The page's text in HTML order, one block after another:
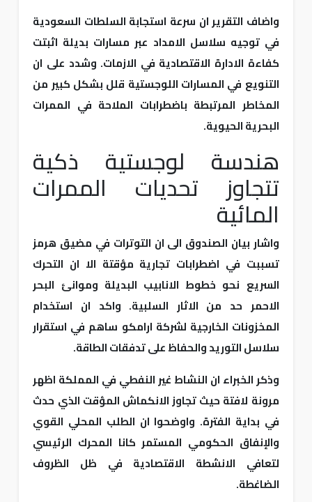
واضاف التقرير ان سرعة استجابة السلطات السعودية
في توجيه سلاسل الامداد عبر مسارات بديلة اثبتت
كفاءة الادارة الاقتصادية في الازمات. وشدد على ان
التنويع في المسارات اللوجستية قلل بشكل كبير من
المخاطر المرتبطة باضطرابات الملاحة في الممرات
البحرية الحيوية.
هندسة لوجستية ذكية
تتجاوز تحديات الممرات
المائية
واشار بيان الصندوق الى ان التوترات في مضيق هرمز
تسببت في اضطرابات تجارية مؤقتة الا ان التحرك
السريع نحو خطوط الانابيب البديلة وموانئ البحر
الاحمر حد من الاثار السلبية. واكد ان استخدام
المخزونات الخارجية لشركة ارامكو ساهم في استقرار
سلاسل التوريد والحفاظ على تدفقات الطاقة.
وذكر الخبراء ان النشاط غير النفطي في المملكة اظهر
مرونة لافتة حيث تجاوز الانكماش المؤقت الذي حدث
في بداية الفترة. واوضحوا ان الطلب المحلي القوي
والإنفاق الحكومي المستمر كانا المحرك الرئيسي
لتعافي الانشطة الاقتصادية في ظل الظروف
الضاغطة.